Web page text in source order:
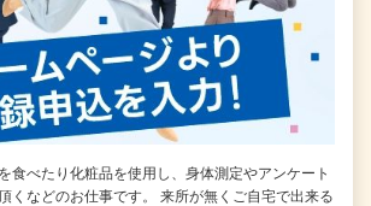
食べたり化粧品を使用し、身体測定やアンケート
くなどのお仕事です。 来所が無くご自宅で出来る